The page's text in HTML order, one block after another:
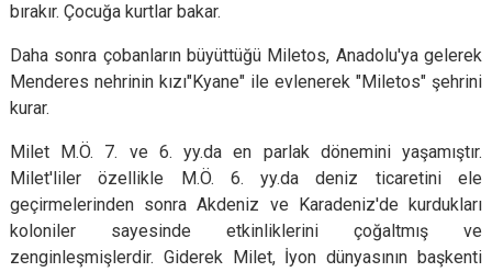
bırakır. Çocuğa kurtlar bakar.
Daha sonra çobanların büyüttüğü Miletos, Anadolu'ya gelerek
Menderes nehrinin kızı"Kyane" ile evlenerek "Miletos" şehrini
kurar.
Milet M.Ö. 7. ve 6. yy.da en parlak dönemini yaşamıştır.
Milet'liler özellikle M.Ö. 6. yy.da deniz ticaretini ele
geçirmelerinden sonra Akdeniz ve Karadeniz'de kurdukları
koloniler sayesinde etkinliklerini çoğaltmış ve
zenginleşmişlerdir. Giderek Milet, İyon dünyasının başkenti